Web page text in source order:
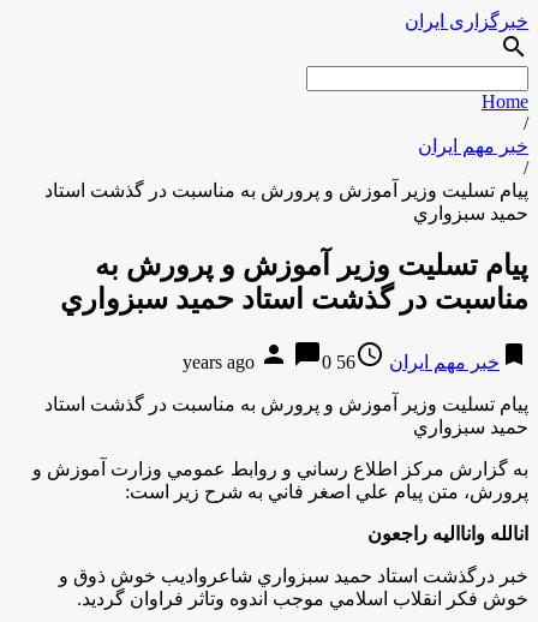
خبرگزاری ایران
search
Home
/
خبر مهم ایران
/
پيام تسليت وزير آموزش و پرورش به مناسبت در گذشت استاد
حميد سبزواري
پيام تسليت وزير آموزش و پرورش به
مناسبت در گذشت استاد حميد سبزواري
bookmark خبر مهم ایران access_time
56 years ago
person chat_bubble0
پيام تسليت وزير آموزش و پرورش به مناسبت در گذشت استاد
حميد سبزواري
به گزارش مركز اطلاع رساني و روابط عمومي وزارت آموزش و
پرورش، متن پيام علي اصغر فاني به شرح زير است:
انالله وانااليه راجعون
خبر درگذشت استاد حميد سبزواري شاعرواديب خوش ذوق و
خوش فكر انقلاب اسلامي موجب اندوه وتاثر فراوان گرديد.